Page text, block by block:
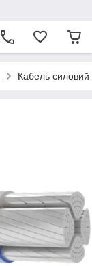
Кабель